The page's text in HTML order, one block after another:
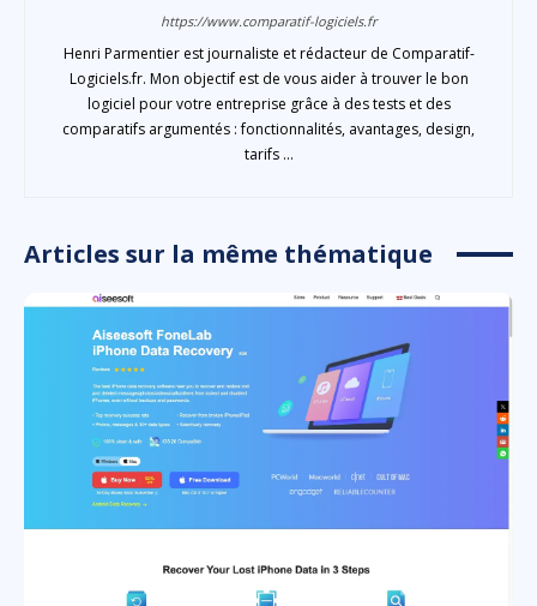
https://www.comparatif-logiciels.fr
Henri Parmentier est journaliste et rédacteur de Comparatif-
Logiciels.fr. Mon objectif est de vous aider à trouver le bon
logiciel pour votre entreprise grâce à des tests et des
comparatifs argumentés : fonctionnalités, avantages, design,
tarifs ...
Articles sur la même thématique